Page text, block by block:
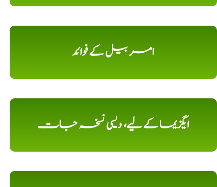
امر بیل کے فوائد
ایگزیما کے لیے، دیسی نسخہ جات